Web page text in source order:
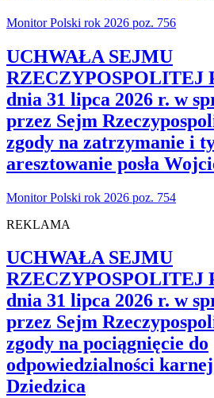
Monitor Polski rok 2026 poz. 756
UCHWAŁA SEJMU
RZECZYPOSPOLITEJ
dnia 31 lipca 2026 r. w
przez Sejm
zgody na zatrzymanie i
aresztowanie posła
Monitor Polski rok 2026 poz. 754
REKLAMA
UCHWAŁA SEJMU
RZECZYPOSPOLITEJ
dnia 31 lipca 2026 r. w
przez Sejm
zgody na pociągnięcie do
odpowiedzialności karnej
Dziedzica